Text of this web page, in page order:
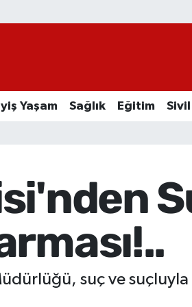
Yaşam Sağlık Eğitim
suç ve